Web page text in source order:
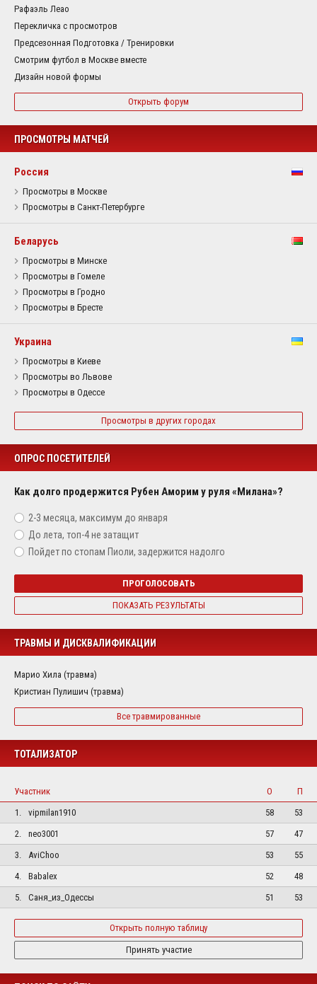
Рафаэль Леао
Перекличка с просмотров
Предсезонная Подготовка / Тренировки
Смотрим футбол в Москве вместе
Дизайн новой формы
Открыть форум
ПРОСМОТРЫ МАТЧЕЙ
Россия
Просмотры в Москве
Просмотры в Санкт-Петербурге
Беларусь
Просмотры в Минске
Просмотры в Гомеле
Просмотры в Гродно
Просмотры в Бресте
Украина
Просмотры в Киеве
Просмотры во Львове
Просмотры в Одессе
Просмотры в других городах
ОПРОС ПОСЕТИТЕЛЕЙ
Как долго продержится Рубен Аморим у руля «Милана»?
2-3 месяца, максимум до января
До лета, топ-4 не затащит
Пойдет по стопам Пиоли, задержится надолго
ПРОГОЛОСОВАТЬ
ПОКАЗАТЬ РЕЗУЛЬТАТЫ
ТРАВМЫ И ДИСКВАЛИФИКАЦИИ
Марио Хила (травма)
Кристиан Пулишич (травма)
Все травмированные
ТОТАЛИЗАТОР
Участник О
П
1.
vipmilan1910 58
53
2.
neo3001 57
47
3.
AviChoo 53
55
4.
Babalex 52
48
5.
Саня_из_Одессы 51 53
Открыть полную таблицу
Принять участие